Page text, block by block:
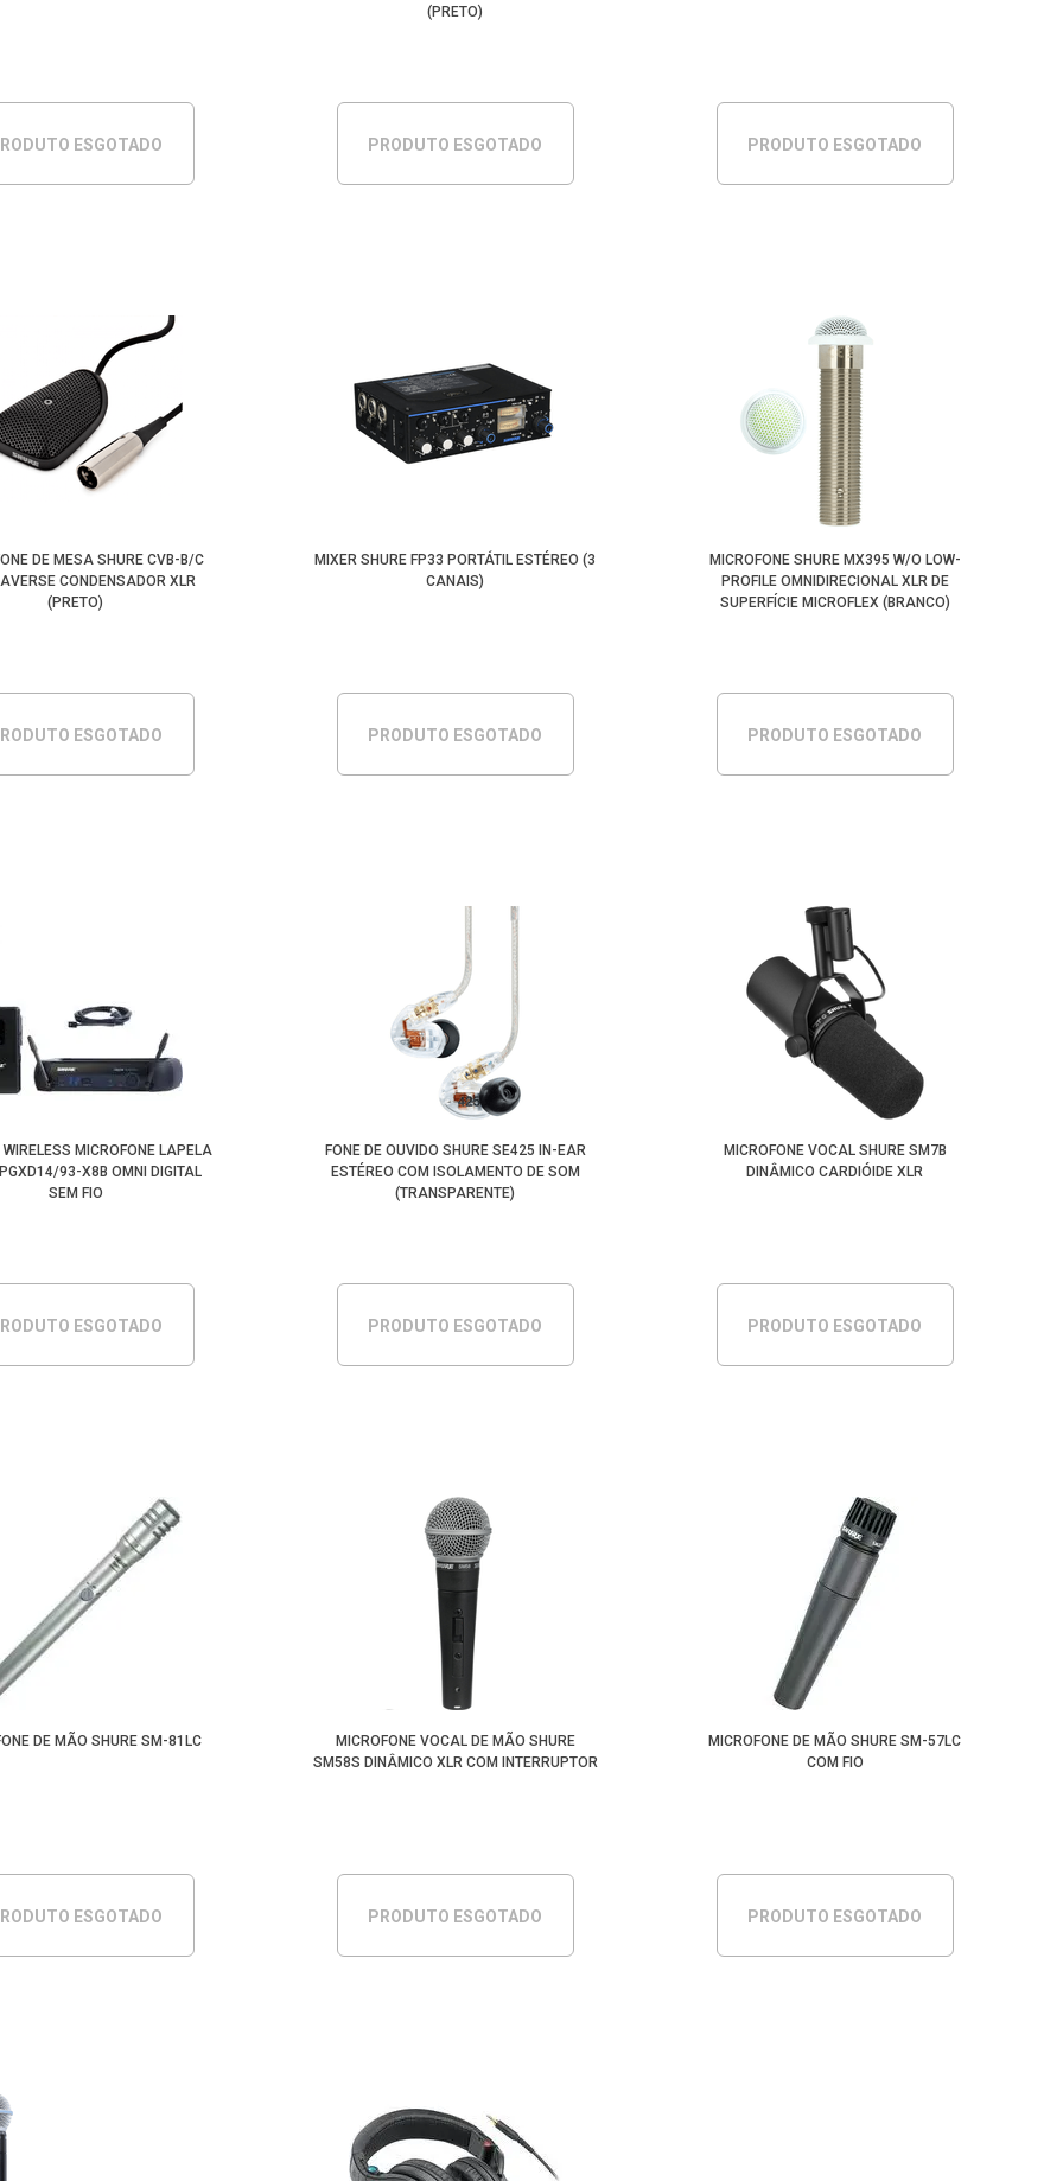
ESGOTADO
(PRETO)
PRODUTO ESGOTADO PRODUTO ESGOTADO
DE MESA SHURE CVB-B/C
CONDENSADOR XLR
(PRETO)
ESGOTADO
MIXER SHURE FP33 PORTÁTIL ESTÉREO (3
CANAIS)
PRODUTO ESGOTADO
MICROFONE SHURE MX395 W/O LOW-
PROFILE OMNIDIRECIONAL XLR DE
SUPERFÍCIE MICROFLEX (BRANCO)
PRODUTO ESGOTADO
MICROFONE LAPELA
93-X8B OMNI DIGITAL
SEM FIO
ESGOTADO
FONE DE OUVIDO SHURE SE425 IN-EAR
ESTÉREO COM ISOLAMENTO DE SOM
(TRANSPARENTE)
PRODUTO ESGOTADO
MICROFONE VOCAL SHURE SM7B
DINÂMICO CARDIÓIDE XLR
PRODUTO ESGOTADO
DE MÃO SHURE SM-81LC
ESGOTADO
MICROFONE VOCAL DE MÃO SHURE
SM58S DINÂMICO XLR COM INTERRUPTOR
PRODUTO ESGOTADO
MICROFONE DE MÃO SHURE SM-57LC
COM FIO
PRODUTO ESGOTADO